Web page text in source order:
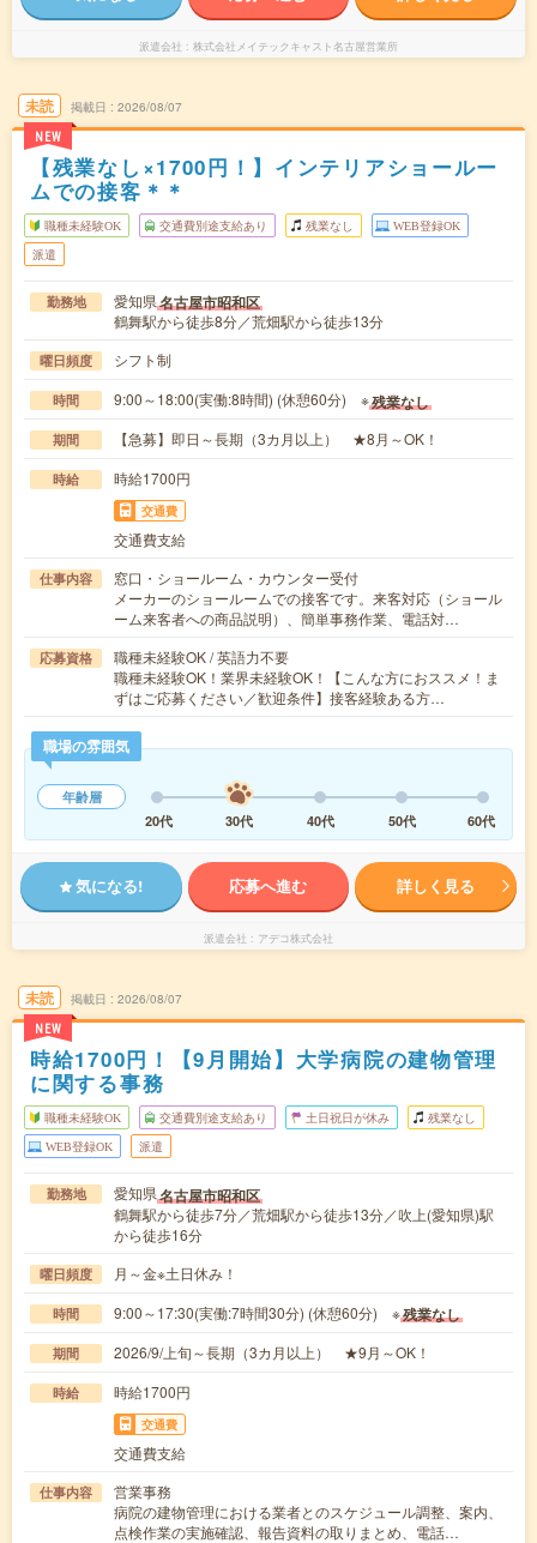
派遣会社 株式会社メイテックキャスト名古屋営業所
未読
NEW
掲載日 2026/08/07
【残業なし×1700円！】インテリアショールー
ムでの接客＊＊
職種未経験OK 交通費別途支給あり 残業なし WEB登録OK
派遣
勤務地 愛知県名古屋市昭和区
鶴舞駅から徒歩8分／荒畑駅から徒歩13分
曜日頻度 シフト制
時間 9:00～18:00(実働:8時間) (休憩60分) ※残業なし
期間 【急募】即日～長期（3カ月以上） ★8月～OK！
時給 時給1700円
交通費
交通費支給
仕事内容
窓口・ショールーム・カウンター受付
メーカーのショールームでの接客です。来客対応（ショール
ーム来客者への商品説明）、簡単事務作業、電話対…
応募資格
職種未経験OK / 英語力不要
職種未経験OK！業界未経験OK！【こんな方におススメ！ま
ずはご応募ください／歓迎条件】接客経験ある方…
職場の雰囲気
年齢層
20代
30代 40代 50代 60代
気になる! 応募へ進む 詳しく見る
派遣会社 アデコ株式会社
未読
NEW
掲載日 2026/08/07
時給1700円！【9月開始】大学病院の建物管理
に関する事務
職種未経験OK 交通費別途支給あり 土日祝日が休み 残業なし
WEB登録OK 派遣
勤務地 愛知県名古屋市昭和区
鶴舞駅から徒歩7分／荒畑駅から徒歩13分／吹上(愛知県)駅
から徒歩16分
曜日頻度 月～金※土日休み！
時間 9:00～17:30(実働:7時間30分) (休憩60分) ※残業なし
期間 2026/9/上旬～長期（3カ月以上） ★9月～OK！
時給 時給1700円
交通費
交通費支給
仕事内容
営業事務
病院の建物管理における業者とのスケジュール調整、案内、
点検作業の実施確認、報告資料の取りまとめ、電話…